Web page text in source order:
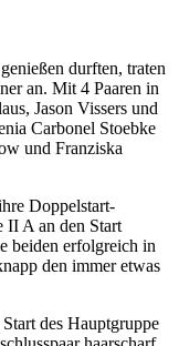
durften, traten
an. Mit 4 Paaren in
Jason Vissers und
Carbonel Stoebke
und Franziska
Doppelstart-
II A an den Start
beiden erfolgreich in
den immer etwas
des Hauptgruppe